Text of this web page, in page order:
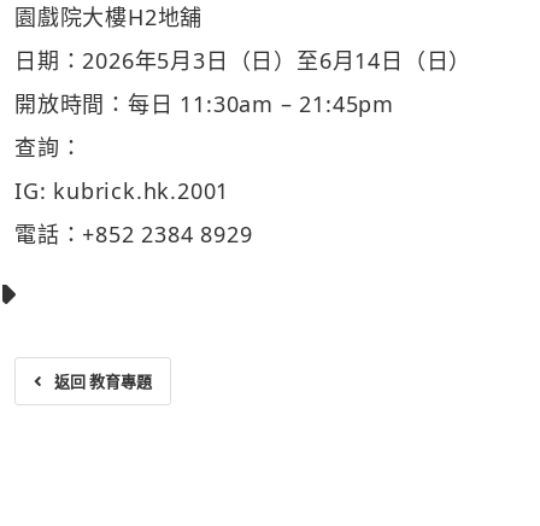
園戲院大樓H2地舖
日期：2026年5月3日（日）至6月14日（日）
開放時間：每日 11:30am – 21:45pm
查詢：
IG: kubrick.hk.2001
電話：+852 2384 8929
返回 教育專題